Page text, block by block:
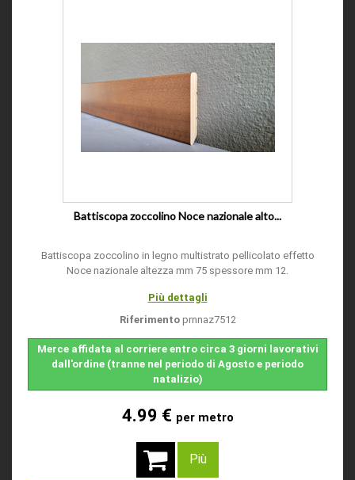
Battiscopa zoccolino Noce nazionale alto...
Battiscopa zoccolino in legno multistrato pellicolato effetto
Noce nazionale altezza mm 75 spessore mm 12.
Più dettagli
Riferimento prnnaz7512
Merce affidata al corriere entro circa 3 giorni lavorativi
dall'ordine (tranne nel periodo di Agosto e periodo
natalizio)
4.99 € per metro
Più